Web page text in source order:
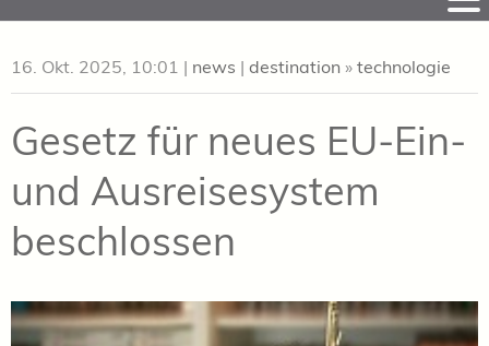
to
16. Okt. 2025, 10:01 | news | destination » technologie
Gesetz für neues EU-Ein-
und Ausreisesystem
beschlossen